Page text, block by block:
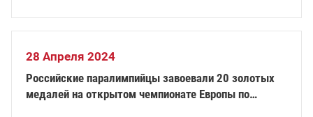
28 Апреля 2024
Российские паралимпийцы завоевали 20 золотых
медалей на открытом чемпионате Европы по